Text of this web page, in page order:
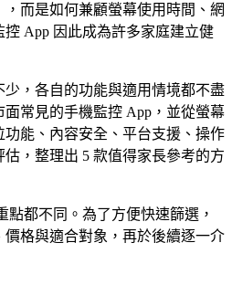
，而是如何兼顧螢幕使用時間、網
App 因此成為許多家庭建立健
，各自的功能與適用情境都不盡
常見的手機監控 App，並從螢幕
功能、內容安全、平台支援、操作
，整理出 5 款值得家長參考的方
點都不同。為了方便快速篩選，
格與適合對象，再於後續逐一介